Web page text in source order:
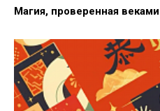
Магия, проверенная веками